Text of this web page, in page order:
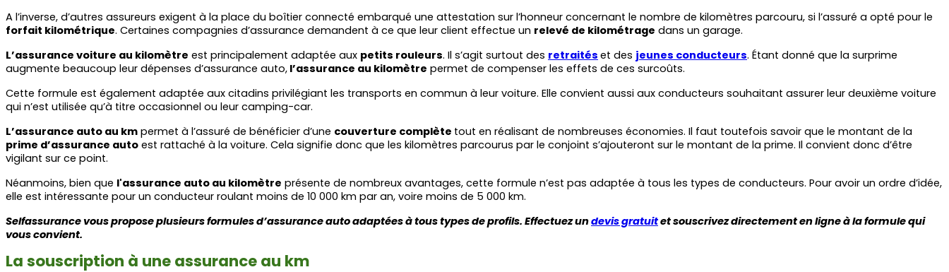
forfait kilométrique. Certaines compagnies d’assurance demandent à ce que leur client effectue un relevé de kilométrage dans un garage.
L’assurance voiture au kilomètre est principalement adaptée aux petits rouleurs. Il s’agit surtout des retraités et des jeunes conducteurs. Étant donné que la surprime
augmente beaucoup leur dépenses d’assurance auto, l’assurance au kilomètre permet de compenser les effets de ces surcoûts.
Cette formule est également adaptée aux citadins privilégiant les transports en commun à leur voiture. Elle convient aussi aux conducteurs souhaitant assurer leur deuxième voiture
qui n’est utilisée qu’à titre occasionnel ou leur camping-car.
L’assurance auto au km permet à l’assuré de bénéficier d’une couverture complète
prime d’assurance auto est rattaché à la voiture. Cela signifie donc que les kilomètres parcourus par le conjoint s’ajouteront sur le montant de la prime. Il convient donc d’être
vigilant sur ce point.
Néanmoins, bien que l'assurance auto au kilomètre présente de nombreux avantages, cette formule n’est pas adaptée à tous les types de conducteurs. Pour avoir un ordre d’idée,
elle est intéressante pour un conducteur roulant moins de 10 000 km par an, voire moins de 5 000 km.
Selfassurance vous propose plusieurs formules d’assurance auto adaptées à tous types de profils. Effectuez un devis gratuit et souscrivez directement en ligne à la formule qui
vous convient.
La souscription à une assurance au km